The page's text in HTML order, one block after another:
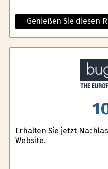
Genießen Sie diesen
Erhalten Sie jetzt
Website.